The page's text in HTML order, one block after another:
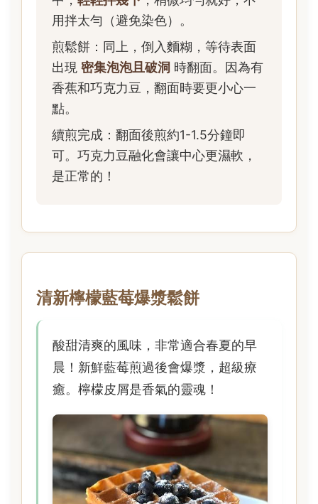
用拌太勻（避免染色）。
煎鬆餅：同上，倒入麵糊，等待表面
出現 密集泡泡且破洞 時翻面。因為有
香蕉和巧克力豆，翻面時要更小心一
點。
續煎完成：翻面後煎約1-1.5分鐘即
可。巧克力豆融化會讓中心更濕軟，
是正常的！
清新檸檬藍莓爆漿鬆餅
酸甜清爽的風味，非常適合春夏的早
晨！新鮮藍莓煎過後會爆漿，超級療
癒。檸檬皮屑是香氣的靈魂！